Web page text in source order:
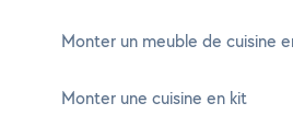
Monter un meuble de cuisine
Monter une cuisine en kit